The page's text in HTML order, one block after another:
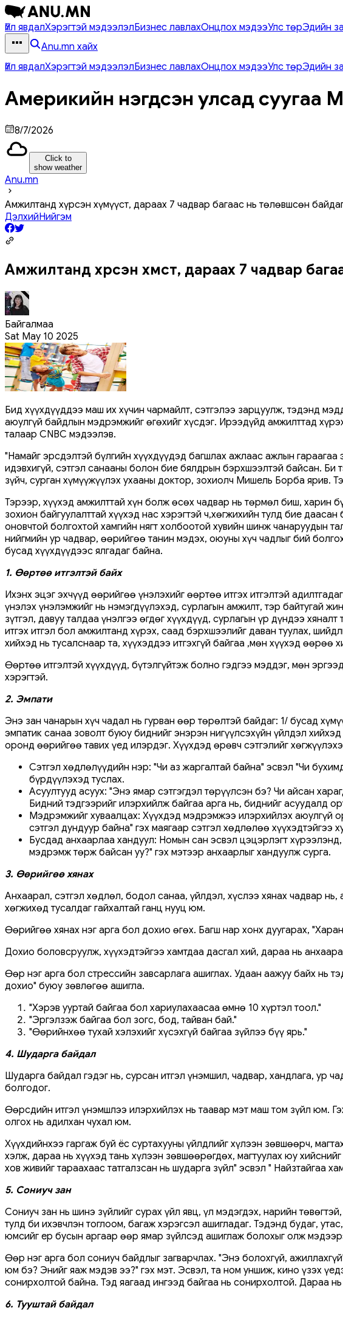
Үйл явдалХэрэгтэй мэдээлэлБизнес лавлахОнцлох мэдээУлс төрЭдийн
Anu.mn хайх
Үйл явдалХэрэгтэй мэдээлэлБизнес лавлахОнцлох мэдээУлс төрЭдийн
Америкийн нэгдсэн улсад суугаа
8/7/2026
Click to
show weather
Anu.mn
Амжилтанд хүрсэн хүмүүст, дараах 7 чадвар багаас нь төлөвшсөн
ДэлхийНийгэм
Амжилтанд хүрсэн хүмүүст, дараах 7 чадвар
Байгалмаа
Sat May 10 2025
Бид хүүхдүүддээ маш их хүчин чармайлт, сэтгэлээ зарцуулж, тэдэнд
аюулгүй байдлын мэдрэмжийг өгөхийг хүсдэг. Ирээдүйд амжилттад
талаар CNBC мэдээлэв.
"Намайг эрсдэлтэй бүлгийн хүүхдүүдэд багшлах ажлаас ажлын
идэвхигүй, сэтгэл санааны болон бие бялдрын бэрхшээлтэй байсан. Би
зүйч, сурган хүмүүжүүлэх ухааны доктор, зохиолч Мишель Борба ярив.
Тэрээр, хүүхэд амжилттай хүн болж өсөх чадвар нь төрмөл биш, харин
зохион байгуулалттай хүүхэд нас хэрэгтэй ч,хөгжихийн тулд бие
оновчтой болгохтой хамгийн нягт холбоотой хувийн шинж чанаруудын
нийгмийн ур чадвар, өөрийгөө танин мэдэх, оюуны хүч чадлыг бий
бусад хүүхдүүдээс ялгадаг байна.
1. Өөртөө итгэлтэй байх
Ихэнх эцэг эхчүүд өөрийгөө үнэлэхийг өөртөө итгэх итгэлтэй
үнэлэх үнэлэмжийг нь нэмэгдүүлэхэд, сурлагын амжилт, тэр байтугай
зүтгэл, давуу талдаа үнэлгээ өгдөг хүүхдүүд, сурлагын үр дүндээ
итгэх итгэл бол амжилтанд хүрэх, саад бэрхшээлийг даван туулах,
хийхэд нь тусалснаар та, хүүхэддээ итгэхгүй байгаа ,мөн хүүхэд өөрөө
Өөртөө итгэлтэй хүүхдүүд, бүтэлгүйтэж болно гэдгээ мэддэг, мөн
хэрэгтэй.
2. Эмпати
Энэ зан чанарын хүч чадал нь гурван өөр төрөлтэй байдаг: 1/ бусад
эмпатик санаа зоволт буюу биднийг энэрэн нигүүлсэхүйн үйлдэл
оронд өөрийгөө тавих үед илэрдэг. Хүүхдэд өрөвч сэтгэлийг
Сэтгэл хөдлөлүүдийн нэр: "Чи аз жаргалтай байна" эсвэл "Чи
бүрдүүлэхэд туслах.
Асуултууд асуух: "Энэ ямар сэтгэгдэл төрүүлсэн бэ? Чи айсан
Бидний тэдгээрийг илэрхийлж байгаа арга нь, биднийг асуудалд
Мэдрэмжийг хуваалцах: Хүүхдэд мэдрэмжээ илэрхийлэх аюулгүй
сэтгэл дундуур байна" гэх маягаар сэтгэл хөдлөлөө
Бусдад анхаарлаа хандуул: Номын сан эсвэл цэцэрлэгт
мэдрэмж төрж байсан уу?" гэх мэтээр анхаарлыг хандуулж сурга.
3. Өөрийгөө хянах
Анхаарал, сэтгэл хөдлөл, бодол санаа, үйлдэл, хүслээ хянах чадвар
хөгжихөд тусалдаг гайхалтай ганц нууц юм.
Өөрийгөө хянах нэг арга бол дохио өгөх. Багш нар хонх дуугарах,
Дохио боловсруулж, хүүхэдтэйгээ хамтдаа дасгал хий, дараа нь
Өөр нэг арга бол стрессийн завсарлага ашиглах. Удаан аажуу байх нь
дохио" буюу зөвлөгөө ашигла.
"Хэрэв ууртай байгаа бол хариулахаасаа өмнө 10 хүртэл тоол."
"Эргэлзэж байгаа бол зогс, бод, тайван бай."
"Өөрийнхөө тухай хэлэхийг хүсэхгүй байгаа зүйлээ бүү ярь."
4. Шударга байдал
Шударга байдал гэдэг нь, сурсан итгэл үнэмшил, чадвар, хандлага, ур
болгодог.
Өөрсдийн итгэл үнэмшлээ илэрхийлэх нь таавар мэт маш том зүйл юм.
олгох нь адилхан чухал юм.
Хүүхдийнхээ гаргаж буй ёс суртахууны үйлдлийг хүлээн зөвшөөрч,
хэлж, дараа нь хүүхэд тань хүлээн зөвшөөрөгдөх, магтуулах юу
хов живийг тараахаас татгалзсан нь шударга зүйл" эсвэл " Найзтайгаа
5. Сониуч зан
Сониуч зан нь шинэ зүйлийг сурах үйл явц, үл мэдэгдэх, нарийн
тулд би ихэвчлэн тоглоом, багаж хэрэгсэл ашигладаг. Тэдэнд будаг,
юмсийг ер бусын аргаар өөр ямар зүйлсэд ашиглаж болохыг олж
Өөр нэг арга бол сониуч байдлыг загварчлах. "Энэ болохгүй,
юм бэ? Энийг яаж мэдэв ээ?" гэх мэт. Эсвэл, та ном уншиж, кино үзэх
сонирхолтой байна. Тэд яагаад ингээд байгаа нь сонирхолтой. Дараа
6. Тууштай байдал